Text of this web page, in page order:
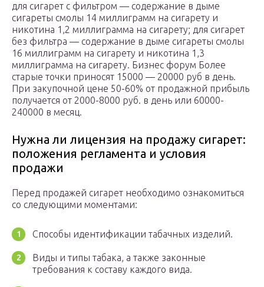
для сигарет с фильтром — содержание в дыме
сигареты смолы 14 миллиграмм на сигарету и
никотина 1,2 миллиграмма на сигарету; для сигарет
без фильтра — содержание в дыме сигареты смолы
16 миллиграмм на сигарету и никотина 1,3
миллиграмма на сигарету. Бизнес форум Более
старые точки приносят 15000 — 20000 руб в день.
При закупочной цене 50-60% от продажной прибыль
получается от 2000-8000 руб. в день или 60000-
240000 в месяц.
Нужна ли лицензия на продажу сигарет:
положения регламента и условия
продажи
Перед продажей сигарет необходимо ознакомиться
со следующими моментами:
Способы идентификации табачных изделий.
Виды и типы табака, а также законные
требования к составу каждого вида.